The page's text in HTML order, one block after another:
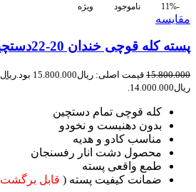
-11% ناموجود ویژه
مقایسه
پسته کله قوچی خندان 20-22دستچین _ یک کیلویی
15.800.000 قیمت اصلی: ریال15.800.000 بود. ریال
ریال14.000.000.
کله قوچی تمام دستچین
بدون دهنبست و نخودو
مناسب کادو و هدیه
محصول دشت انار رفسنجان
طمع واقعی پسته
ضمانت کیفیت پسته ( قابل برگشت